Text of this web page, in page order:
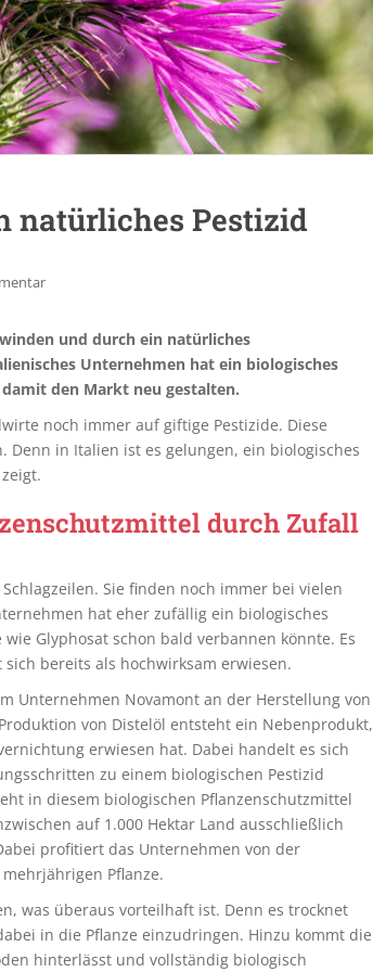
natürliches Pestizid
und durch ein natürliches
Unternehmen hat ein biologisches
den Markt neu gestalten.
noch immer auf giftige Pestizide. Diese
Denn in Italien ist es gelungen, ein biologisches
durch Zufall
Sie finden noch immer bei vielen
hat eher zufällig ein biologisches
Glyphosat schon bald verbannen könnte. Es
bereits als hochwirksam erwiesen.
Unternehmen Novamont an der Herstellung von
von Distelöl entsteht ein Nebenprodukt,
erwiesen hat. Dabei handelt es sich
zu einem biologischen Pestizid
in diesem biologischen Pflanzenschutzmittel
auf 1.000 Hektar Land ausschließlich
profitiert das Unternehmen von der
Pflanze.
was überaus vorteilhaft ist. Denn es trocknet
in die Pflanze einzudringen. Hinzu kommt die
hinterlässt und vollständig biologisch